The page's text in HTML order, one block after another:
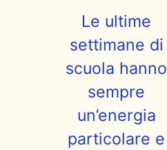
Le ultime
settimane di
scuola hanno
sempre
un’energia
particolare e